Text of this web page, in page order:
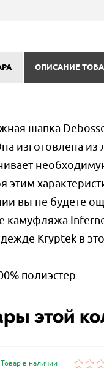
ОПИСАНИЕ
шапка
изготовлена
этим
вы не будете
камуфляжа
Kryptek в
полиэстер
этой
Товар в наличии